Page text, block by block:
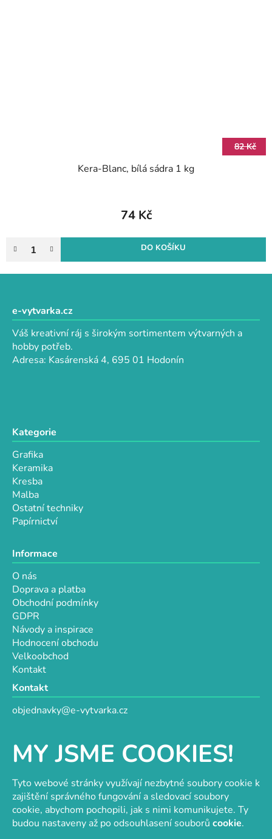
MY JSME COOKIES!
Tyto webové stránky využívají nezbytné soubory cookie k
zajištění správného fungování a sledovací soubory
cookie, abychom pochopili, jak s nimi komunikujete. Ty
budou nastaveny až po odsouhlasení souborů cookie.
82 Kč
Kera-Blanc, bílá sádra 1 kg
74 Kč
DO KOŠÍKU
e-vytvarka.cz
Váš kreativní ráj s širokým sortimentem výtvarných a
hobby potřeb.
Adresa: Kasárenská 4, 695 01 Hodonín
Kategorie
Grafika
Keramika
Kresba
Malba
Ostatní techniky
Papírnictví
Informace
O nás
Doprava a platba
Obchodní podmínky
GDPR
Návody a inspirace
Hodnocení obchodu
Velkoobchod
Kontakt
Kontakt
objednavky@e-vytvarka.cz
Facebook
Velkoobchod s korálky a komponentyTvořit je radost